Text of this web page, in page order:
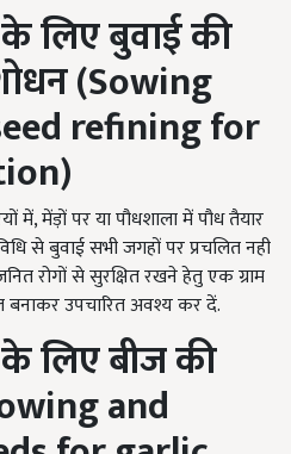
लिएबुवाई की
(Sowing
refining for
मेंड़ों पर या पौधशाला में पौध तैयार
से बुवाई सभी जगहों पर प्रचलित नही
रोगों से सुरक्षित रखने हेतु एक ग्राम
बनाकर उपचारित अवश्य कर दें.
लिएबीज की
and